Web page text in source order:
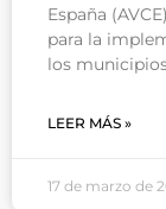
España
para la
los
LEER MÁS »
17 de marzo de